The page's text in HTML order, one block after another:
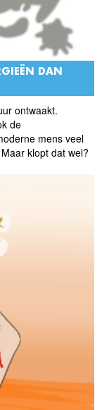
DAN
ontwaakt.
de
mens veel
klopt dat wel?